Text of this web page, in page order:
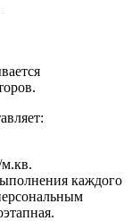
м.кв.
каждого